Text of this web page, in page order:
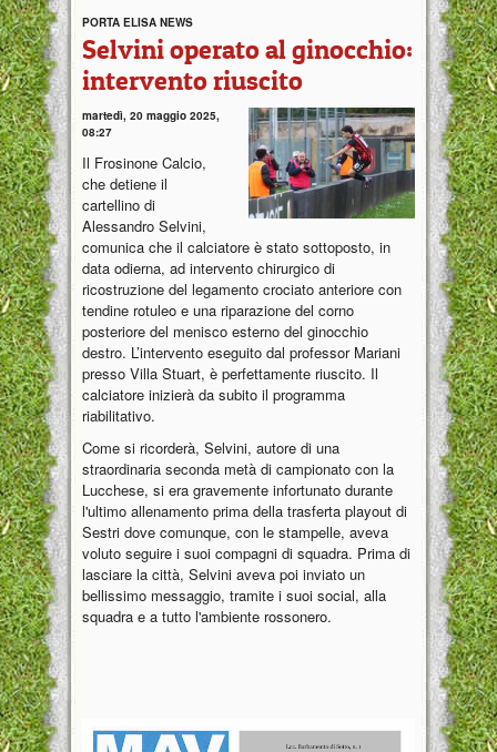
PORTA ELISA NEWS
Selvini operato al ginocchio:
intervento riuscito
martedì, 20 maggio 2025,
08:27
Il Frosinone Calcio,
che detiene il
cartellino di
Alessandro Selvini,
comunica che il calciatore è stato sottoposto, in
data odierna, ad intervento chirurgico di
ricostruzione del legamento crociato anteriore con
tendine rotuleo e una riparazione del corno
posteriore del menisco esterno del ginocchio
destro. L’intervento eseguito dal professor Mariani
presso Villa Stuart, è perfettamente riuscito. Il
calciatore inizierà da subito il programma
riabilitativo.
Come si ricorderà, Selvini, autore di una
straordinaria seconda metà di campionato con la
Lucchese, si era gravemente infortunato durante
l'ultimo allenamento prima della trasferta playout di
Sestri dove comunque, con le stampelle, aveva
voluto seguire i suoi compagni di squadra. Prima di
lasciare la città, Selvini aveva poi inviato un
bellissimo messaggio, tramite i suoi social, alla
squadra e a tutto l'ambiente rossonero.